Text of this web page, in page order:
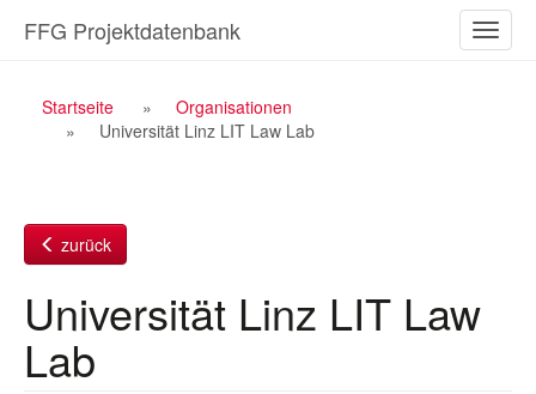
Inhalt
ein-/
FFG Projektdatenbank
Breadcrumb
Navigation
Startseite
Organisationen
Universität Linz LIT Law Lab
zurück
Universität Linz LIT Law
Lab